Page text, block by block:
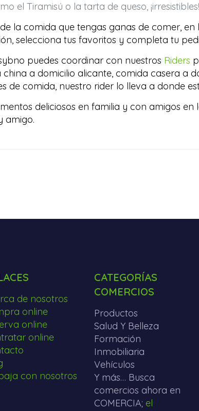
el Tiramisú o la tarta de queso, ¡irresistibles!
la comida que tengas ganas de comer,
selecciona tus favoritos y completa tu
puedes coordinar con nuestros Riders
a domicilio alicante, comida casera a
de comida, nuestro rider lo lleva a donde
deliciosos en familia y con amigos
amigo.
de nosotros
online
online
online
con nosotros
CATEGORÍAS
COMERCIOS
Productos
Salud Y Belleza
Formación
Inmobiliaria
Vehículos
Y más… Busca
comercios ahora en
COMERCIA; el